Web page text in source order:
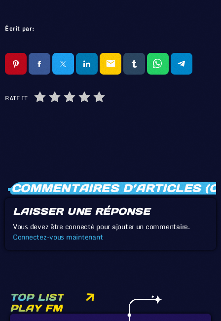
Écrit par:
email
RATE IT
COMMENTAIRES D’ARTICLES
LAISSER UNE RÉPONSE
Vous devez être connecté pour ajouter un commentaire.
Connectez-vous maintenant
TOP LIST
PLAY FM